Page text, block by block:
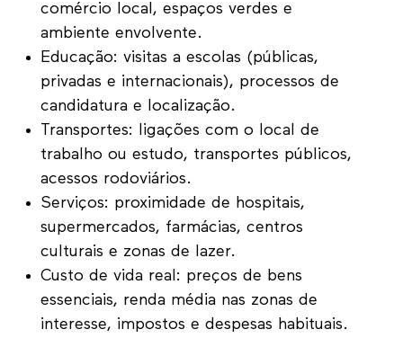
comércio local, espaços verdes e
ambiente envolvente.
Educação: visitas a escolas (públicas,
privadas e internacionais), processos de
candidatura e localização.
Transportes: ligações com o local de
trabalho ou estudo, transportes públicos,
acessos rodoviários.
Serviços: proximidade de hospitais,
supermercados, farmácias, centros
culturais e zonas de lazer.
Custo de vida real: preços de bens
essenciais, renda média nas zonas de
interesse, impostos e despesas habituais.